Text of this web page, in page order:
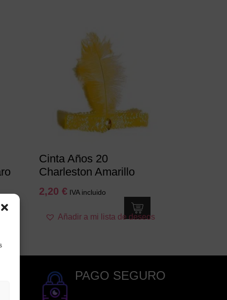
Cinta Años 20
Charleston Amarillo
2,20 € IVA incluido
Añadir a mi lista de deseos
PAGO SEGURO